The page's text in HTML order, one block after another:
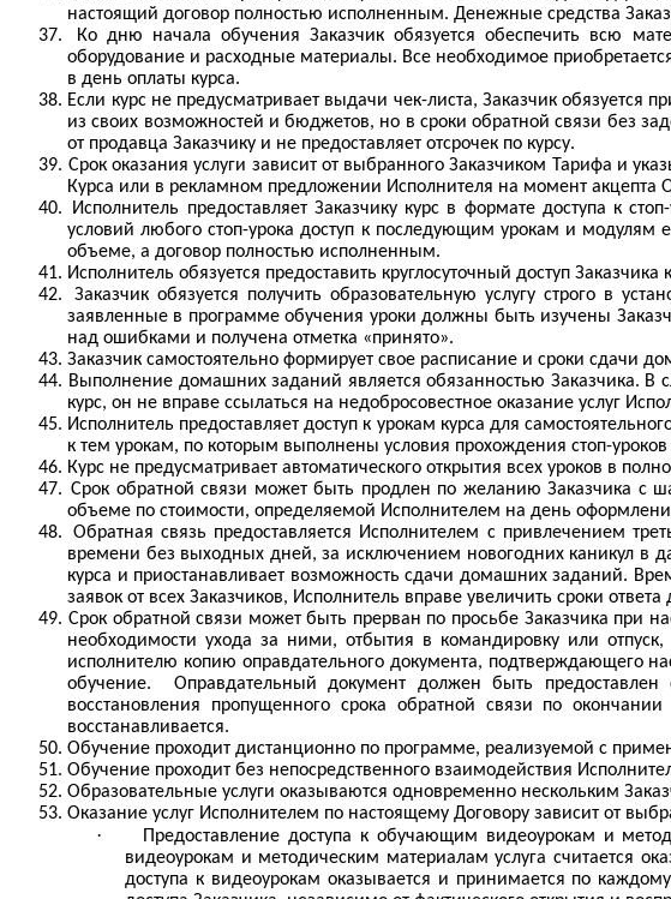
настоящий договор полностью исполненным. Денежные средства
37.
Ко дню начала обучения Заказчик обязуется обеспечить всю
оборудование и расходные материалы. Все необходимое
в день оплаты курса.
38. Если курс не предусматривает выдачи чек-листа, Заказчик
из своих возможностей и бюджетов, но в сроки обратной связи без
от продавца Заказчику и не предоставляет отсрочек по курсу.
39. Срок оказания услуги зависит от выбранного Заказчиком Тарифа и
Курса или в рекламном предложении Исполнителя на момент акцепта
40.
Исполнитель предоставляет Заказчику курс в формате доступа к
условий любого стоп-урока доступ к последующим урокам и модулям
объеме, а договор полностью исполненным.
41. Исполнитель обязуется предоставить круглосуточный доступ
42.
Заказчик обязуется получить образовательную услугу строго в
заявленные в программе обучения уроки должны быть изучены
над ошибками и получена отметка «принято».
43. Заказчик самостоятельно формирует свое расписание и сроки сдачи
44. Выполнение домашних заданий является обязанностью Заказчика. В
курс, он не вправе ссылаться на недобросовестное оказание услуг
45. Исполнитель предоставляет доступ к урокам курса для
к тем урокам, по которым выполнены условия прохождения стоп-уроков
46. Курс не предусматривает автоматического открытия всех уроков в
47. Срок обратной связи может быть продлен по желанию Заказчика с
объеме по стоимости, определяемой Исполнителем на день
48.
Обратная связь предоставляется Исполнителем с привлечением
времени без выходных дней, за исключением новогодних каникул в
курса и приостанавливает возможность сдачи домашних заданий.
заявок от всех Заказчиков, Исполнитель вправе увеличить сроки
49. Срок обратной связи может быть прерван по просьбе Заказчика при
необходимости ухода за ними, отбытия в командировку или
исполнителю копию оправдательного документа, подтверждающего
обучение.
Оправдательный документ должен быть
восстановления пропущенного срока обратной связи по
восстанавливается.
50. Обучение проходит дистанционно по программе, реализуемой с
51. Обучение проходит без непосредственного взаимодействия
52. Образовательные услуги оказываются одновременно нескольким
53. Оказание услуг Исполнителем по настоящему Договору зависит от
·
Предоставление доступа к обучающим видеоурокам и
видеоурокам и методическим материалам услуга считается
доступа к видеоурокам оказывается и принимается по